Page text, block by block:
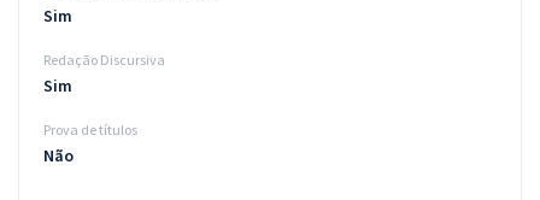
Sim
Redação Discursiva
Sim
Prova de títulos
Não